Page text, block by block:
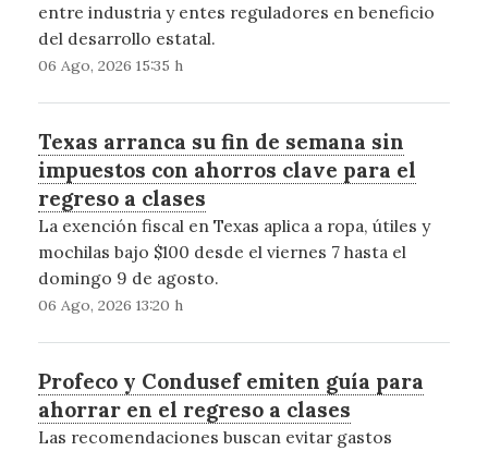
entre industria y entes reguladores en beneficio
del desarrollo estatal.
06 Ago, 2026 15:35 h
Texas arranca su fin de semana sin
impuestos con ahorros clave para el
regreso a clases
La exención fiscal en Texas aplica a ropa, útiles y
mochilas bajo $100 desde el viernes 7 hasta el
domingo 9 de agosto.
06 Ago, 2026 13:20 h
Profeco y Condusef emiten guía para
ahorrar en el regreso a clases
Las recomendaciones buscan evitar gastos